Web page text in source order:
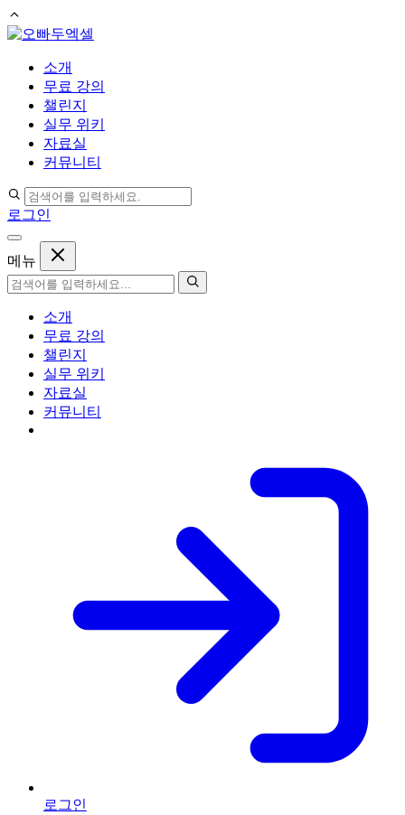
컨
소개
무료 강의
챌린지
실무 위키
자료실
커뮤니티
로그인
메뉴
소개
무료 강의
챌린지
실무 위키
자료실
커뮤니티
로그인